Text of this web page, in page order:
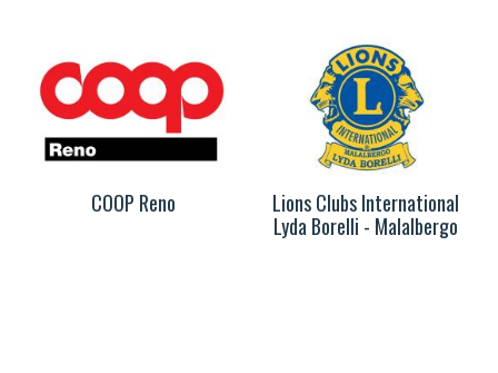
COOP Reno
Lions Clubs International
Lyda Borelli - Malalbergo